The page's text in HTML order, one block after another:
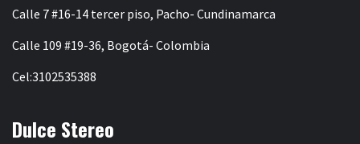
Calle 7 #16-14 tercer piso, Pacho- Cundinamarca
Calle 109 #19-36, Bogotá- Colombia
Cel:3102535388
Dulce Stereo